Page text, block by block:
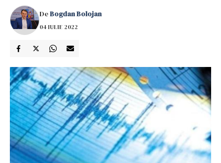
DeBogdan Bolojan
04 IULIE 2022